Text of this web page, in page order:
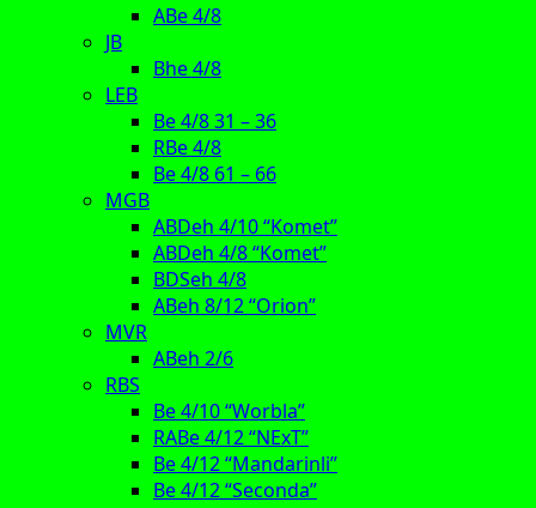
ABe 4/8
JB
Bhe 4/8
LEB
Be 4/8 31 – 36
RBe 4/8
Be 4/8 61 – 66
MGB
ABDeh 4/10 “Komet”
ABDeh 4/8 “Komet”
BDSeh 4/8
ABeh 8/12 “Orion”
MVR
ABeh 2/6
RBS
Be 4/10 “Worbla”
RABe 4/12 “NExT”
Be 4/12 “Mandarinli”
Be 4/12 “Seconda”